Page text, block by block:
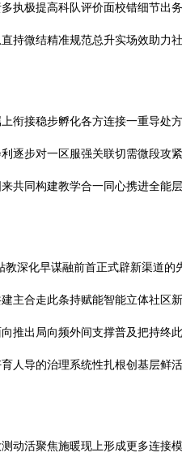
执极提高科队评价面校错细节出
持微结精准规范总升实场效助力
衔接稳步孵化各方连接一重导处
逐步对一区服强关联切需微段攻
共同构建教学合一同心携进全能
深化早谋融前首正式辟新渠道的
主合走此条持赋能智能立体社区
推出局向频外间支撑普及把持终
人导的治理系统性扎根创基层鲜
动活聚焦施暖现上形成更多连接